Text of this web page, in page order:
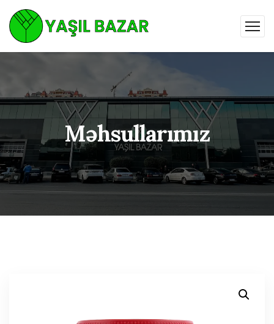
Məhsullarımız